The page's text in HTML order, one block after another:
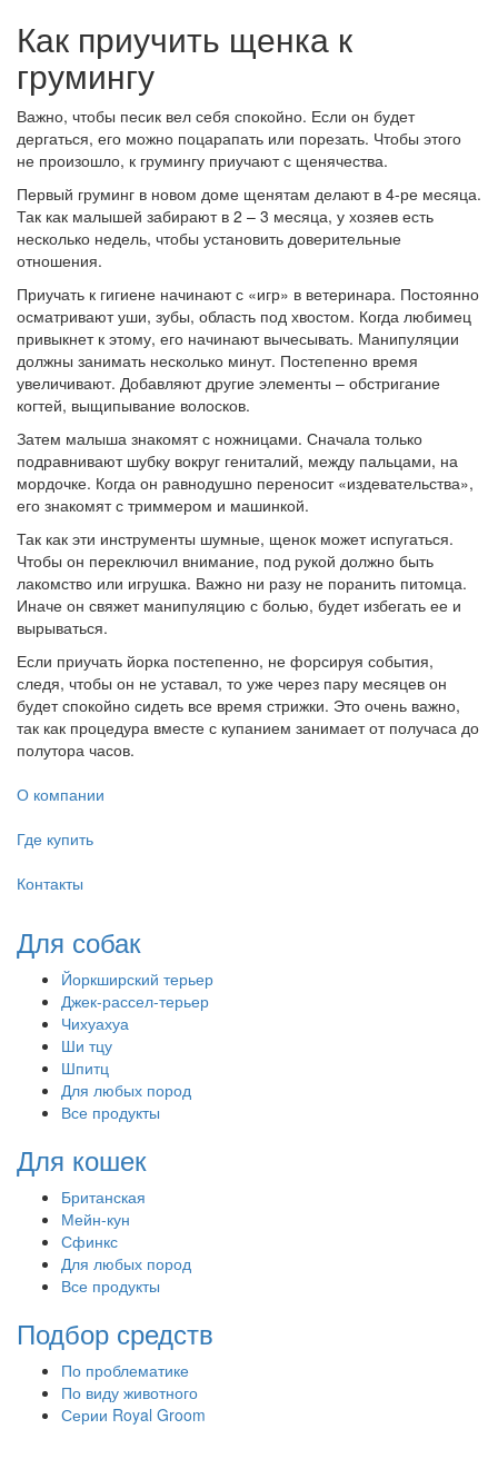
Как приучить щенка к
грумингу
Важно, чтобы песик вел себя спокойно. Если он будет
дергаться, его можно поцарапать или порезать. Чтобы этого
не произошло, к грумингу приучают с щенячества.
Первый груминг в новом доме щенятам делают в 4-ре месяца.
Так как малышей забирают в 2 – 3 месяца, у хозяев есть
несколько недель, чтобы установить доверительные
отношения.
Приучать к гигиене начинают с «игр» в ветеринара. Постоянно
осматривают уши, зубы, область под хвостом. Когда любимец
привыкнет к этому, его начинают вычесывать. Манипуляции
должны занимать несколько минут. Постепенно время
увеличивают. Добавляют другие элементы – обстригание
когтей, выщипывание волосков.
Затем малыша знакомят с ножницами. Сначала только
подравнивают шубку вокруг гениталий, между пальцами, на
мордочке. Когда он равнодушно переносит «издевательства»,
его знакомят с триммером и машинкой.
Так как эти инструменты шумные, щенок может испугаться.
Чтобы он переключил внимание, под рукой должно быть
лакомство или игрушка. Важно ни разу не поранить питомца.
Иначе он свяжет манипуляцию с болью, будет избегать ее и
вырываться.
Если приучать йорка постепенно, не форсируя события,
следя, чтобы он не уставал, то уже через пару месяцев он
будет спокойно сидеть все время стрижки. Это очень важно,
так как процедура вместе с купанием занимает от получаса до
полутора часов.
О компании
Где купить
Контакты
Для собак
Йоркширский терьер
Джек-рассел-терьер
Чихуахуа
Ши тцу
Шпитц
Для любых пород
Все продукты
Для кошек
Британская
Мейн-кун
Сфинкс
Для любых пород
Все продукты
Подбор средств
По проблематике
По виду животного
Серии Royal Groom